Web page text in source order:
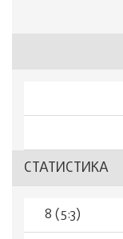
СТАТИСТИКА
8 (5:3)